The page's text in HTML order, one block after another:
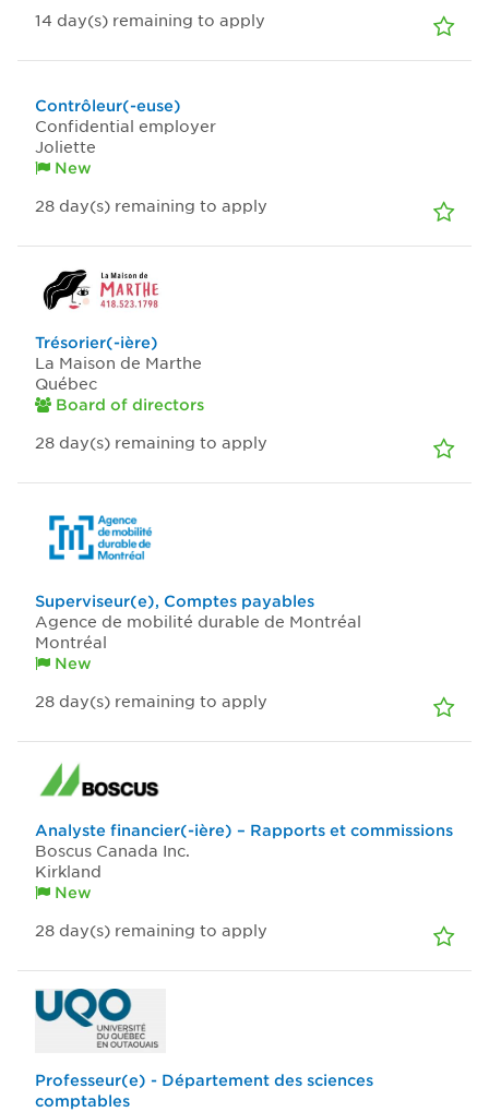
14 day(s) remaining to apply
Contrôleur(-euse)
Confidential employer
Joliette
New
28 day(s) remaining to apply
Trésorier(-ière)
La Maison de Marthe
Québec
Board of directors
28 day(s) remaining to apply
Superviseur(e), Comptes payables
Agence de mobilité durable de Montréal
Montréal
New
28 day(s) remaining to apply
Analyste financier(-ière) – Rapports et commissions
Boscus Canada Inc.
Kirkland
New
28 day(s) remaining to apply
Professeur(e) - Département des sciences
comptables